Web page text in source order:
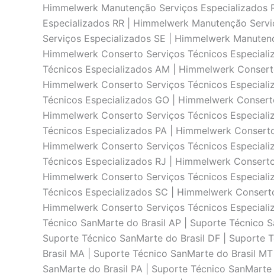
Himmelwerk Manutenção Serviços
Especializados RR | Himmelwerk Manutenção
Serviços Especializados SE | Himmelwerk
Himmelwerk Conserto Serviços Técnicos
Técnicos Especializados AM | Himmelwerk
Himmelwerk Conserto Serviços Técnicos
Técnicos Especializados GO | Himmelwerk
Himmelwerk Conserto Serviços Técnicos
Técnicos Especializados PA | Himmelwerk
Himmelwerk Conserto Serviços Técnicos
Técnicos Especializados RJ | Himmelwerk
Himmelwerk Conserto Serviços Técnicos
Técnicos Especializados SC | Himmelwerk
Himmelwerk Conserto Serviços Técnicos
Técnico SanMarte do Brasil AP | Suporte Técnico
Suporte Técnico SanMarte do Brasil DF | Suporte
Brasil MA | Suporte Técnico SanMarte do Brasil
SanMarte do Brasil PA | Suporte Técnico